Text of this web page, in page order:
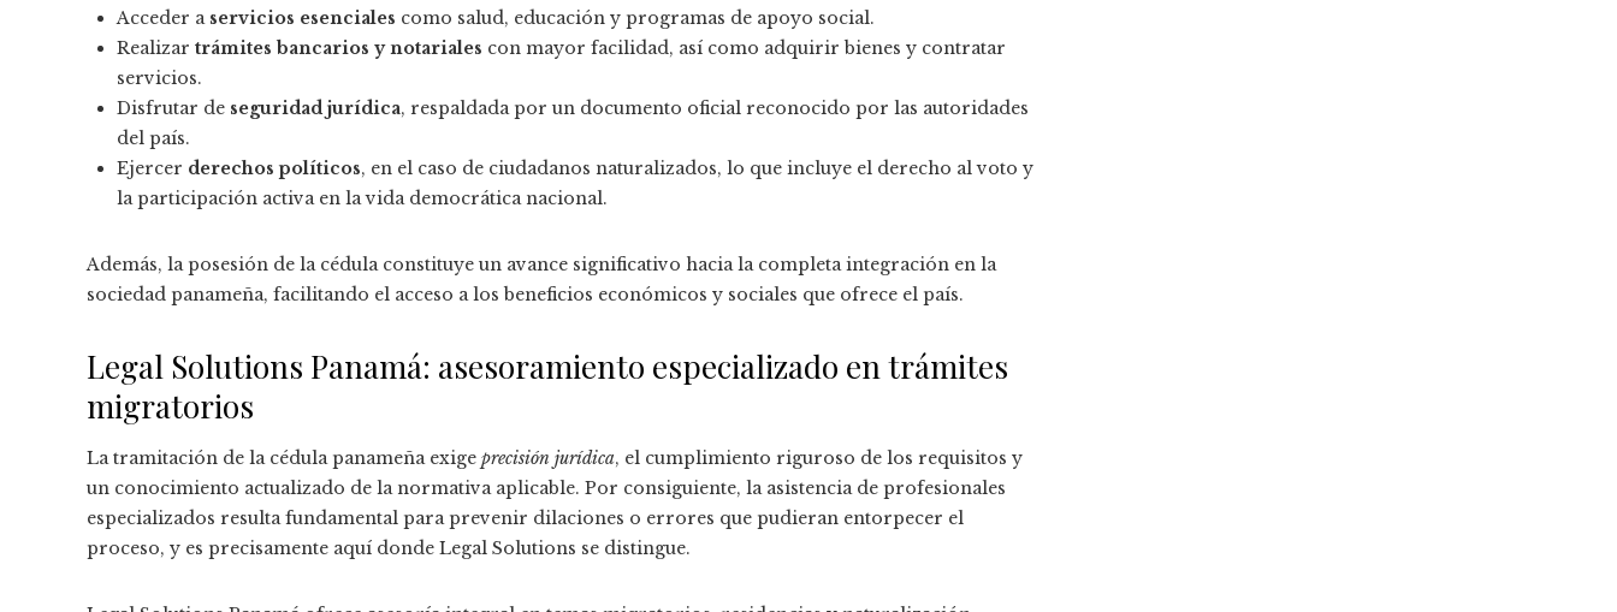
Acceder a servicios esenciales como salud, educación y programas de apoyo social.
Realizar trámites bancarios y notariales con mayor facilidad, así como adquirir bienes y contratar
servicios.
Disfrutar de seguridad jurídica, respaldada por un documento oficial reconocido por las autoridades
del país.
Ejercer derechos políticos, en el caso de ciudadanos naturalizados, lo que incluye el derecho al voto y
la participación activa en la vida democrática nacional.
Además, la posesión de la cédula constituye un avance significativo hacia la completa integración en la
sociedad panameña, facilitando el acceso a los beneficios económicos y sociales que ofrece el país.
Legal Solutions Panamá: asesoramiento especializado en trámites
migratorios
La tramitación de la cédula panameña exige precisión jurídica, el cumplimiento riguroso de los requisitos y
un conocimiento actualizado de la normativa aplicable. Por consiguiente, la asistencia de profesionales
especializados resulta fundamental para prevenir dilaciones o errores que pudieran entorpecer el
proceso, y es precisamente aquí donde Legal Solutions se distingue.